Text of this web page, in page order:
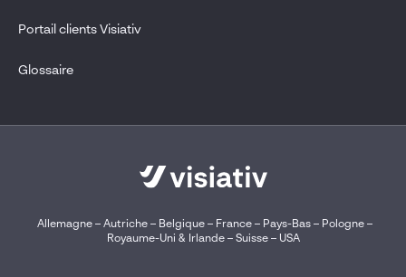
Portail clients Visiativ
Glossaire
Allemagne– Autriche– Belgique – France– Pays-Bas– Pologne–
Royaume-Uni & Irlande– Suisse– USA